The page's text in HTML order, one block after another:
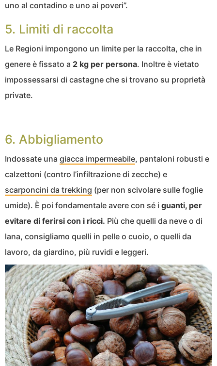
uno al contadino e uno ai poveri”.
5. Limiti di raccolta
Le Regioni impongono un limite per la raccolta, che in
genere è fissato a 2 kg per persona. Inoltre è vietato
impossessarsi di castagne che si trovano su proprietà
private.
6. Abbigliamento
Indossate una giacca impermeabile, pantaloni robusti e
calzettoni (contro l’infiltrazione di zecche) e
scarponcini da trekking (per non scivolare sulle foglie
umide). È poi fondamentale avere con sé i guanti, per
evitare di ferirsi con i ricci. Più che quelli da neve o di
lana, consigliamo quelli in pelle o cuoio, o quelli da
lavoro, da giardino, più ruvidi e leggeri.